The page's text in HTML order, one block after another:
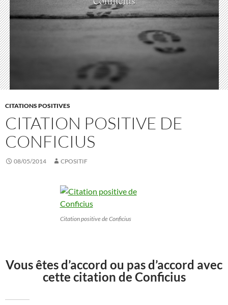
CITATIONS POSITIVES
CITATION POSITIVE DE
CONFICIUS
08/05/2014 CPOSITIF
Citation positive de Conficius
Vous êtes d’accord ou pas d’accord avec
cette citation de Conficius